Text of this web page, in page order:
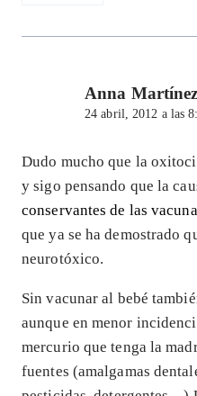
Anna Martínez
24 abril, 2012 a las
Dudo mucho que la
y sigo pensando que la
conservantes de las
que ya se ha demostrado
neurotóxico.
Sin vacunar al bebé
aunque en menor
mercurio que tenga la
fuentes (amalgamas